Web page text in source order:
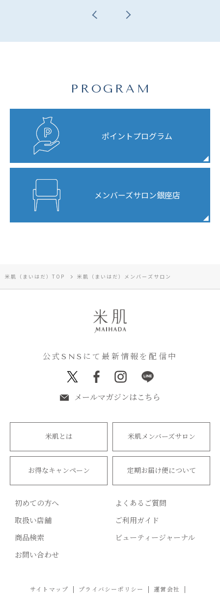
PROGRAM
ポイントプログラム
メンバーズサロン銀座店
米肌（まいはだ）TOP 米肌（まいはだ）メンバーズサロン
公式SNSにて最新情報を配信中
メールマガジンはこちら
米肌とは 米肌メンバーズサロン
お得なキャンペーン 定期お届け便について
初めての方へ
よくあるご質問
取扱い店舗
ご利用ガイド
商品検索
ビューティージャーナル
お問い合わせ
サイトマップ プライバシーポリシー 運営会社